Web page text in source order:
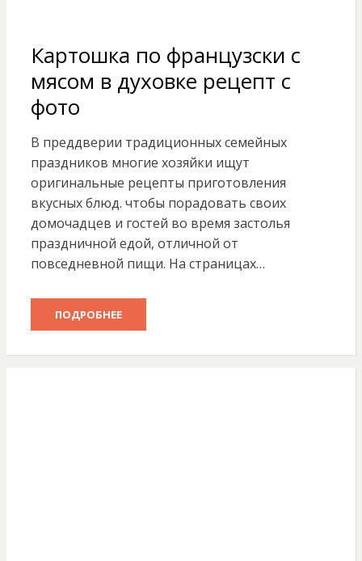
Картошка по французски с
мясом в духовке рецепт с
фото
В преддверии традиционных семейных
праздников многие хозяйки ищут
оригинальные рецепты приготовления
вкусных блюд. чтобы порадовать своих
домочадцев и гостей во время застолья
праздничной едой, отличной от
повседневной пищи. На страницах…
ПОДРОБНЕЕ